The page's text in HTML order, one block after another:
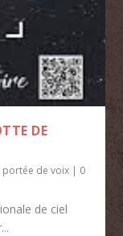
DE
portée de voix | 0
de ciel